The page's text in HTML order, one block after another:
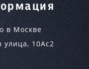
в Москве
улица, 10Ас2